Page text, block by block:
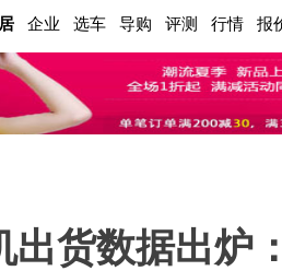
企业 选车 导购 评测 行情 报
出货数据出炉